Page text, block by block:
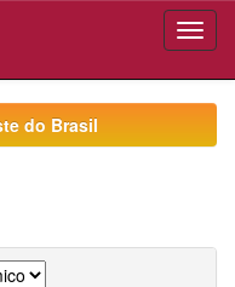
do Brasil